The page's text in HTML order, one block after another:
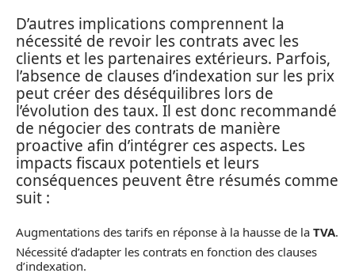
D’autres implications comprennent la
nécessité de revoir les contrats avec les
clients et les partenaires extérieurs. Parfois,
l’absence de clauses d’indexation sur les prix
peut créer des déséquilibres lors de
l’évolution des taux. Il est donc recommandé
de négocier des contrats de manière
proactive afin d’intégrer ces aspects. Les
impacts fiscaux potentiels et leurs
conséquences peuvent être résumés comme
suit :
Augmentations des tarifs en réponse à la hausse de la TVA.
Nécessité d’adapter les contrats en fonction des clauses
d’indexation.